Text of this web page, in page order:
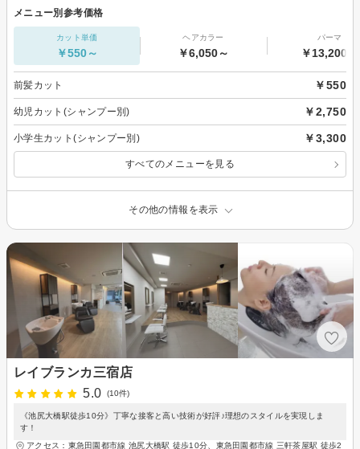
メニュー別参考価格
カット単価
￥550～
ヘアカラー
￥6,050～
パーマ
￥13,200～
前髪カット ￥550
幼児カット(シャンプー別) ￥2,750
小学生カット(シャンプー別) ￥3,300
すべてのメニューを見る
その他の情報を表示
レイブランカ三宿店
5.0
(10件)
《池尻大橋駅徒歩10分》丁寧な接客と高い技術が好評♪理想のスタイルを実現しま
す！
アクセス：東急田園都市線 池尻大橋駅 徒歩10分、東急田園都市線 三軒茶屋駅 徒歩2